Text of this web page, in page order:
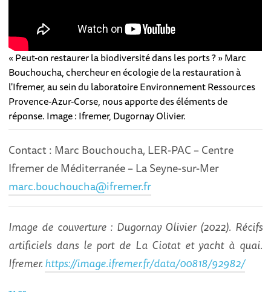
« Peut-on restaurer la biodiversité dans les ports ? » Marc
Bouchoucha, chercheur en écologie de la restauration à
l'Ifremer, au sein du laboratoire Environnement Ressources
Provence-Azur-Corse, nous apporte des éléments de
réponse. Image : Ifremer, Dugornay Olivier.
Contact : Marc Bouchoucha, LER-PAC – Centre
Ifremer de Méditerranée – La Seyne-sur-Mer
marc.bouchoucha@ifremer.fr
Image de couverture : Dugornay Olivier (2022). Récifs
artificiels dans le port de La Ciotat et yacht à quai.
Ifremer.https://image.ifremer.fr/data/00818/92982/